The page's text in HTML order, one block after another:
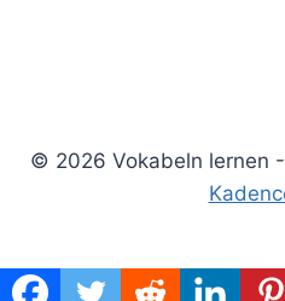
© 2026 Vokabeln lernen